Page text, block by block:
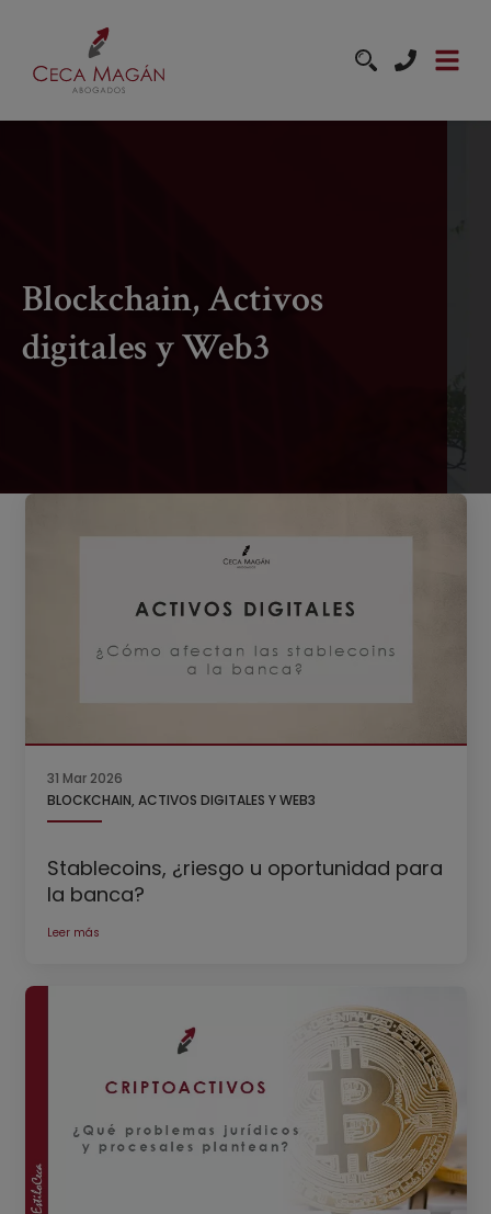
Blockchain, Activos
digitales y Web3
31 Mar 2026
BLOCKCHAIN, ACTIVOS DIGITALES Y WEB3
Stablecoins, ¿riesgo u oportunidad para
la banca?
Leer más